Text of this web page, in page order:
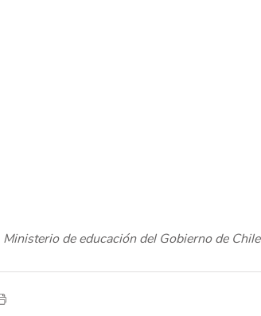
Ministerio de educación del Gobierno de Chile